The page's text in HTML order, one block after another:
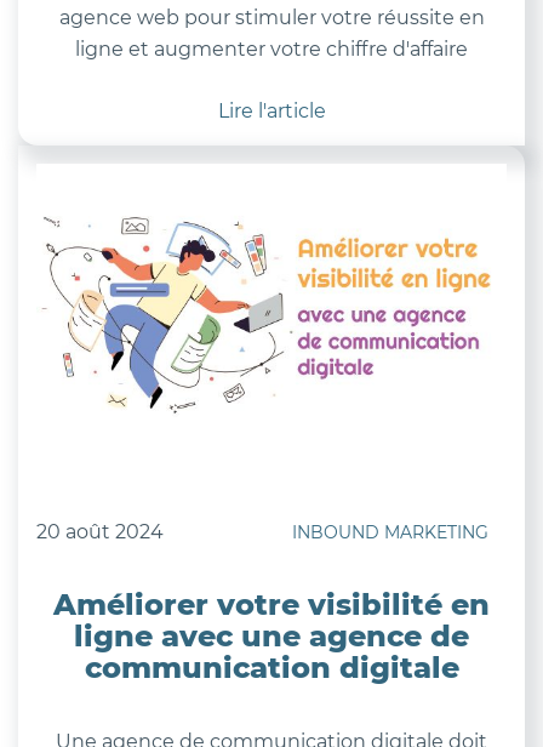
agence web pour stimuler votre réussite en
ligne et augmenter votre chiffre d'affaire
Lire l'article
20 août 2024 INBOUND MARKETING
Améliorer votre visibilité en
ligne avec une agence de
communication digitale
Une agence de communication digitale doit